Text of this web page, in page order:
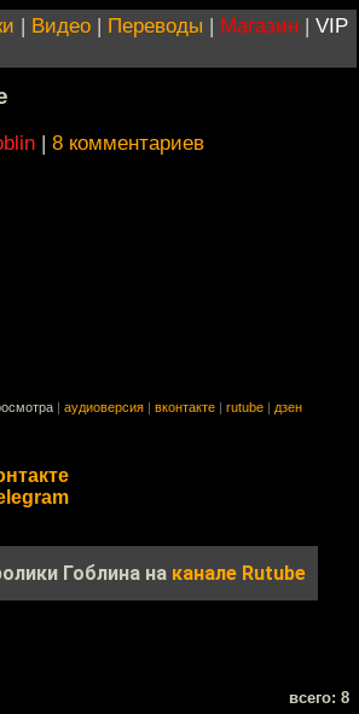
| Видео | Переводы | Магазин | VIP
| 8 комментариев
аудиоверсия вконтакте rutube дзен
Гоблина на канале Rutube
всего: 8